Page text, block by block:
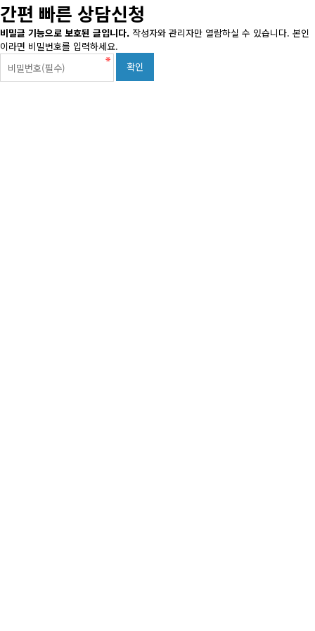
간편 빠른 상담신청
비밀글 기능으로 보호된 글입니다. 작성자와 관리자만 열람하실 수 있습니다. 본인
이라면 비밀번호를 입력하세요.